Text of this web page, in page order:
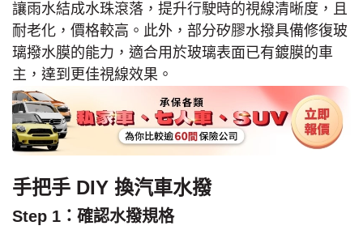
讓雨水結成水珠滾落，提升行駛時的視線清晰度，且
耐老化，價格較高。此外，部分矽膠水撥具備修復玻
璃撥水膜的能力，適合用於玻璃表面已有鍍膜的車
主，達到更佳視線效果。
手把手 DIY 換汽車水撥
Step 1：確認水撥規格